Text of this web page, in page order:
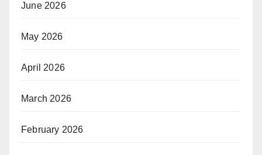
June 2026
May 2026
April 2026
March 2026
February 2026